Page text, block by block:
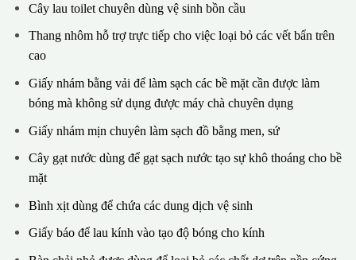
Cây lau toilet chuyên dùng vệ sinh bồn cầu
Thang nhôm hỗ trợ trực tiếp cho việc loại bỏ các vết bẩn trên
cao
Giấy nhám bằng vải để làm sạch các bề mặt cần được làm
bóng mà không sử dụng được máy chà chuyên dụng
Giấy nhám mịn chuyên làm sạch đồ bằng men, sứ
Cây gạt nước dùng để gạt sạch nước tạo sự khô thoáng cho bề
mặt
Bình xịt dùng để chứa các dung dịch vệ sinh
Giấy báo để lau kính vào tạo độ bóng cho kính